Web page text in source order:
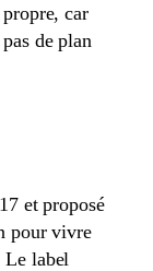
car
de plan
et proposé
pour vivre
Le label